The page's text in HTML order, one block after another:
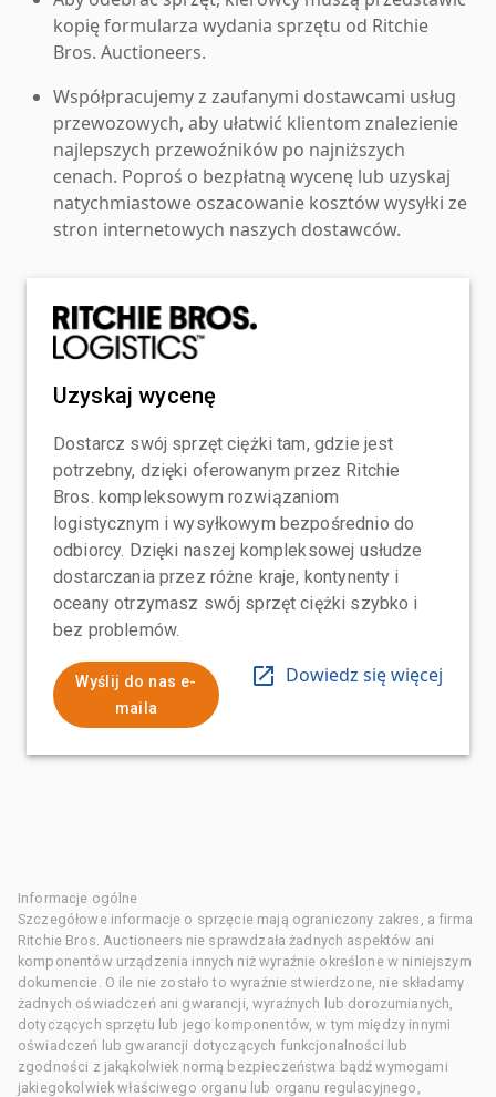
kopię formularza wydania sprzętu od Ritchie
Bros. Auctioneers.
Współpracujemy z zaufanymi dostawcami usług
przewozowych, aby ułatwić klientom znalezienie
najlepszych przewoźników po najniższych
cenach. Poproś o bezpłatną wycenę lub uzyskaj
natychmiastowe oszacowanie kosztów wysyłki ze
stron internetowych naszych dostawców.
Uzyskaj wycenę
Dostarcz swój sprzęt ciężki tam, gdzie jest
potrzebny, dzięki oferowanym przez Ritchie
Bros. kompleksowym rozwiązaniom
logistycznym i wysyłkowym bezpośrednio do
odbiorcy. Dzięki naszej kompleksowej usłudze
dostarczania przez różne kraje, kontynenty i
oceany otrzymasz swój sprzęt ciężki szybko i
bez problemów.
Wyślij do nas e-
maila
Dowiedz się więcej
Informacje ogólne
Szczegółowe informacje o sprzęcie mają ograniczony zakres, a firma
Ritchie Bros. Auctioneers nie sprawdzała żadnych aspektów ani
komponentów urządzenia innych niż wyraźnie określone w niniejszym
dokumencie. O ile nie zostało to wyraźnie stwierdzone, nie składamy
żadnych oświadczeń ani gwarancji, wyraźnych lub dorozumianych,
dotyczących sprzętu lub jego komponentów, w tym między innymi
oświadczeń lub gwarancji dotyczących funkcjonalności lub
zgodności z jakąkolwiek normą bezpieczeństwa bądź wymogami
jakiegokolwiek właściwego organu lub organu regulacyjnego,